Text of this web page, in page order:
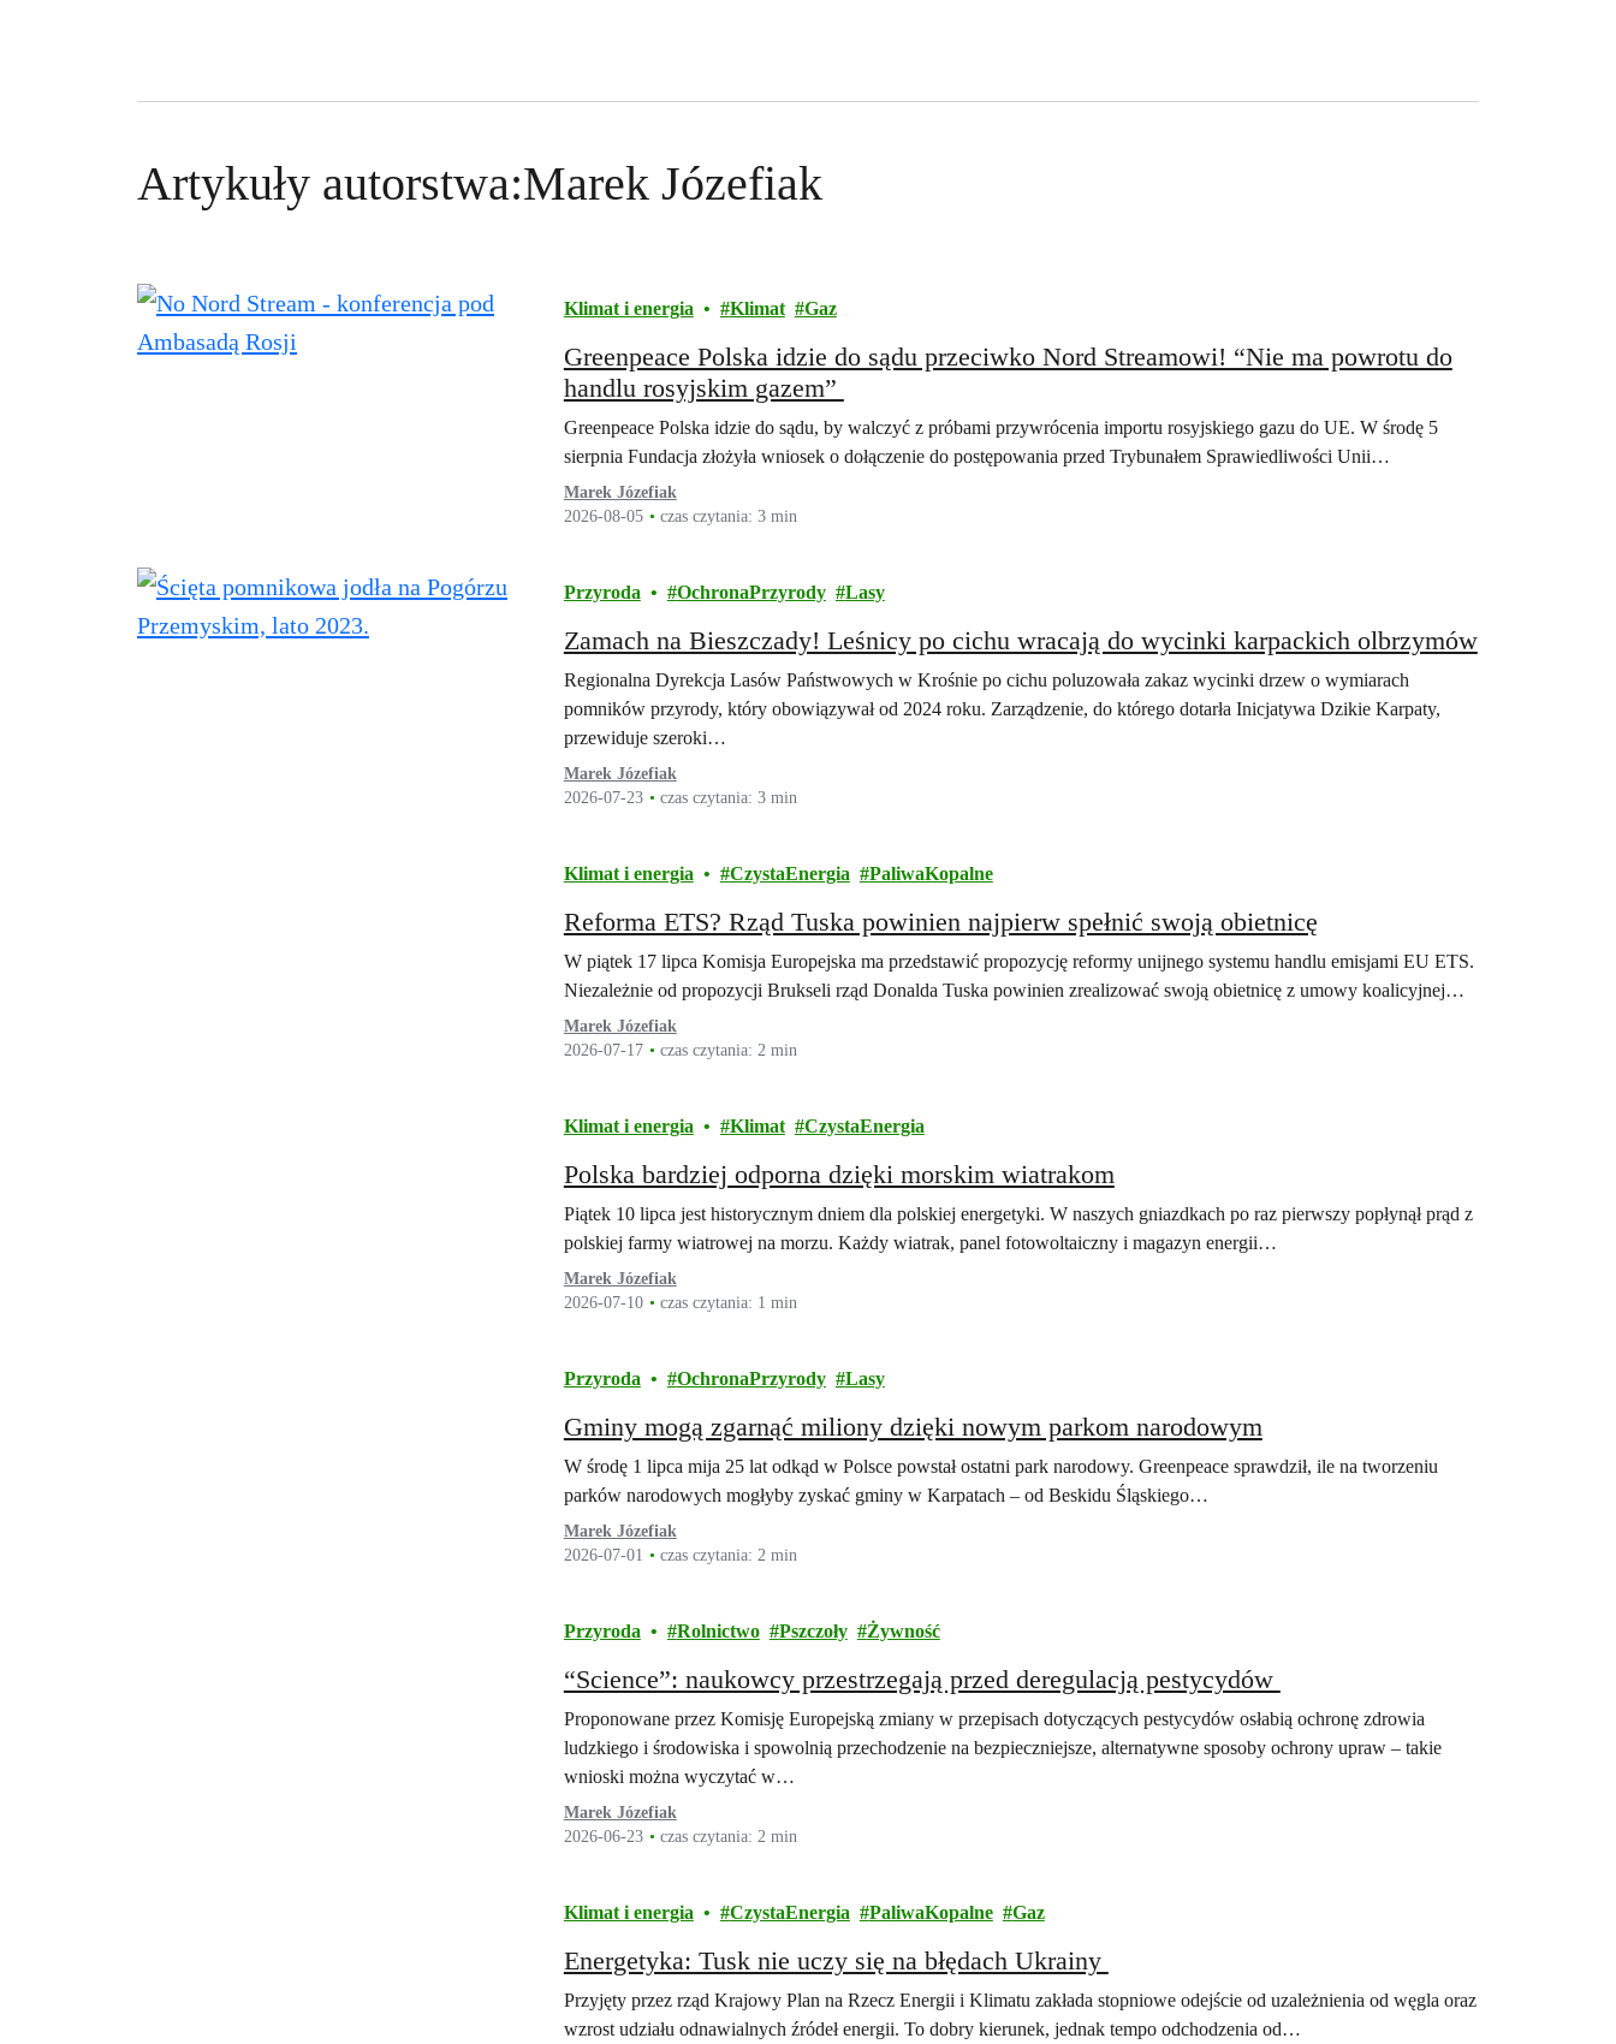
Artykuły autorstwa:Marek Józefiak
Klimat i energia Klimat Gaz
Greenpeace Polska idzie do sądu przeciwko Nord Streamowi! “Nie ma powrotu do
handlu rosyjskim gazem”
Greenpeace Polska idzie do sądu, by walczyć z próbami przywrócenia importu rosyjskiego gazu do UE. W środę 5
sierpnia Fundacja złożyła wniosek o dołączenie do postępowania przed Trybunałem Sprawiedliwości Unii…
Marek Józefiak
2026-08-05
czas czytania: 3 min
Przyroda OchronaPrzyrody Lasy
Zamach na Bieszczady! Leśnicy po cichu wracają do wycinki karpackich olbrzymów
Regionalna Dyrekcja Lasów Państwowych w Krośnie po cichu poluzowała zakaz wycinki drzew o wymiarach
pomników przyrody, który obowiązywał od 2024 roku. Zarządzenie, do którego dotarła Inicjatywa Dzikie Karpaty,
przewiduje szeroki…
Marek Józefiak
2026-07-23
czas czytania: 3 min
Klimat i energia CzystaEnergia PaliwaKopalne
Reforma ETS? Rząd Tuska powinien najpierw spełnić swoją obietnicę
W piątek 17 lipca Komisja Europejska ma przedstawić propozycję reformy unijnego systemu handlu emisjami EU ETS.
Niezależnie od propozycji Brukseli rząd Donalda Tuska powinien zrealizować swoją obietnicę z umowy koalicyjnej…
Marek Józefiak
2026-07-17
czas czytania: 2 min
Klimat i energia Klimat CzystaEnergia
Polska bardziej odporna dzięki morskim wiatrakom
Piątek 10 lipca jest historycznym dniem dla polskiej energetyki. W naszych gniazdkach po raz pierwszy popłynął prąd z
polskiej farmy wiatrowej na morzu. Każdy wiatrak, panel fotowoltaiczny i magazyn energii…
Marek Józefiak
2026-07-10
czas czytania: 1 min
Przyroda OchronaPrzyrody Lasy
Gminy mogą zgarnąć miliony dzięki nowym parkom narodowym
W środę 1 lipca mija 25 lat odkąd w Polsce powstał ostatni park narodowy. Greenpeace sprawdził, ile na tworzeniu
parków narodowych mogłyby zyskać gminy w Karpatach – od Beskidu Śląskiego…
Marek Józefiak
2026-07-01
czas czytania: 2 min
Przyroda Rolnictwo Pszczoły Żywność
“Science”: naukowcy przestrzegają przed deregulacją pestycydów
Proponowane przez Komisję Europejską zmiany w przepisach dotyczących pestycydów osłabią ochronę zdrowia
ludzkiego i środowiska i spowolnią przechodzenie na bezpieczniejsze, alternatywne sposoby ochrony upraw – takie
wnioski można wyczytać w…
Marek Józefiak
2026-06-23
czas czytania: 2 min
Klimat i energia CzystaEnergia PaliwaKopalne Gaz
Energetyka: Tusk nie uczy się na błędach Ukrainy
Przyjęty przez rząd Krajowy Plan na Rzecz Energii i Klimatu zakłada stopniowe odejście od uzależnienia od węgla oraz
wzrost udziału odnawialnych źródeł energii. To dobry kierunek, jednak tempo odchodzenia od…